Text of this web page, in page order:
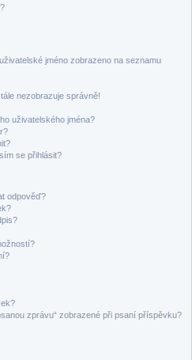
jméno zobrazeno na seznamu
nezobrazuje správně!
uživatelského jména?
se přihlásit?
odpověď?
zprávu“ zobrazené při psaní příspěvku?